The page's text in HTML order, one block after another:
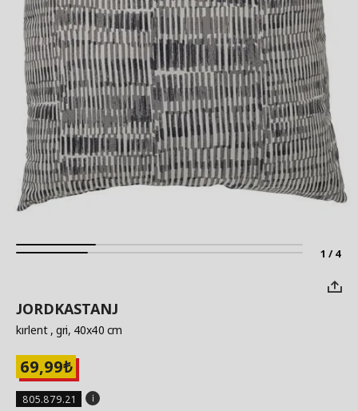
1 / 4
JORDKASTANJ
kırlent , gri, 40x40 cm
69,99₺
805.879.21